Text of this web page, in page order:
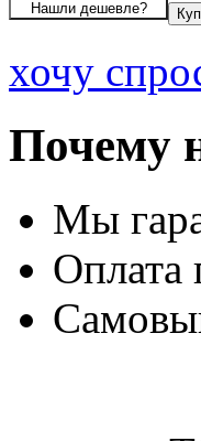
хочу
Почему
Мы
Оплата